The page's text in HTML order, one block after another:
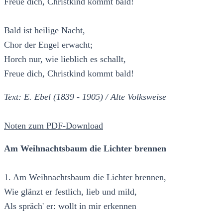
Bald ist heilige Nacht,
Chor der Engel erwacht;
Horch nur, wie lieblich es schallt,
Freue dich, Christkind kommt bald!
Text: E. Ebel (1839 - 1905) / Alte Volksweise
Noten zum PDF-Download
Am Weihnachtsbaum die Lichter brennen
1. Am Weihnachtsbaum die Lichter brennen,
Wie glänzt er festlich, lieb und mild,
Als spräch' er: wollt in mir erkennen